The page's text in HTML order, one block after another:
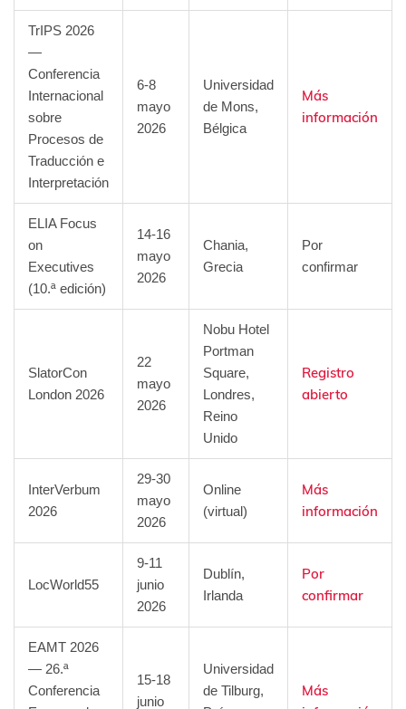
TrIPS 2026
—
Conferencia
Internacional
sobre
Procesos de
Traducción e
Interpretación
6-8
mayo
2026
Universidad
de Mons,
Bélgica
Más
información
ELIA Focus
on
Executives
(10.ª edición)
14-16
mayo
2026
Chania,
Grecia
Por
confirmar
SlatorCon
London 2026
22
mayo
2026
Nobu Hotel
Portman
Square,
Londres,
Reino
Unido
Registro
abierto
InterVerbum
2026
29-30
mayo
2026
Online
(virtual)
Más
información
LocWorld55
9-11
junio
2026
Dublín,
Irlanda
Por
confirmar
EAMT 2026
— 26.ª
Conferencia
15-18
junio
Universidad
de Tilburg,
Más